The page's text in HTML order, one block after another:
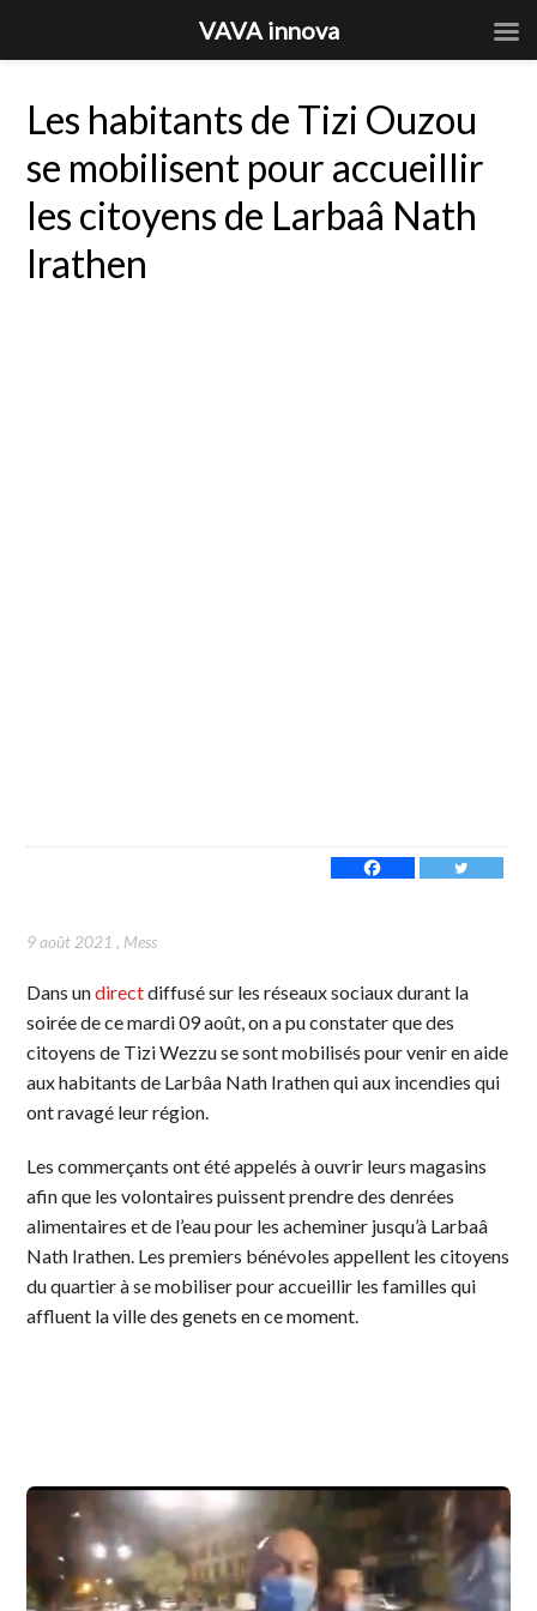
Les habitants de Tizi Ouzou
se mobilisent pour accueillir
les citoyens de Larbaâ Nath
Irathen
9 août 2021 , Mess
Dans undirectdiffusé sur les réseaux sociaux durant la
soirée de ce mardi 09 août, on a pu constater que des
citoyens de Tizi Wezzu se sont mobilisés pour venir en aide
aux habitants de Larbâa Nath Irathen qui aux incendies qui
ont ravagé leur région.
Les commerçants ont été appelés à ouvrir leurs magasins
afin que les volontaires puissent prendre des denrées
alimentaires et de l’eau pour les acheminer jusqu’à Larbaâ
Nath Irathen. Les premiers bénévoles appellent les citoyens
du quartier à se mobiliser pour accueillir les familles qui
affluent la ville des genets en ce moment.
VAVA innova